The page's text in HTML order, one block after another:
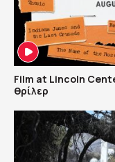
Film at Lincoln
θρίλερ